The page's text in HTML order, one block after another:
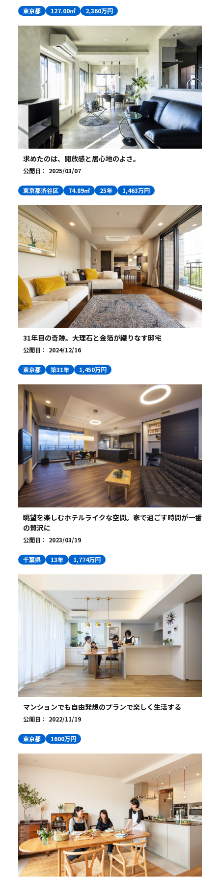
東京都 127.00㎡ 2,360万円
求めたのは、開放感と居心地のよさ。
公開日： 2025/03/07
東京都渋谷区 74.89㎡ 25年 1,463万円
31年目の奇跡。大理石と金箔が織りなす邸宅
公開日： 2024/12/16
東京都 築31年 1,450万円
眺望を楽しむホテルライクな空間。家で過ごす時間が一番
の贅沢に
公開日： 2023/03/19
千葉県 13年 1,774万円
マンションでも自由発想のプランで楽しく生活する
公開日： 2022/11/19
東京都 1600万円